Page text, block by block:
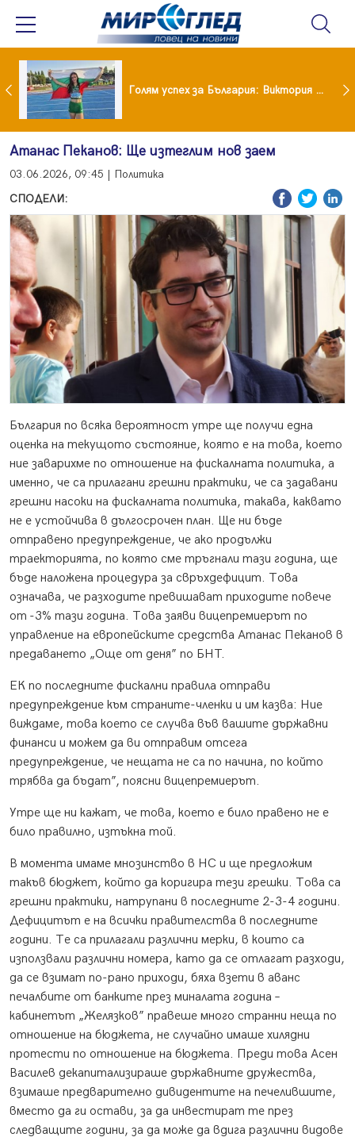
Когато всичко те дразни: тези трикове променят настроението за минути Голям успех за България: Виктория Ангелова грабна световна титла в тройния скок
Атанас Пеканов: Ще изтеглим нов заем
03.06.2026, 09:45 | Политика
СПОДЕЛИ:
България по всяка вероятност утре ще получи една
оценка на текущото състояние, която е на това, което
ние заварихме по отношение на фискалната политика, а
именно, че са прилагани грешни практики, че са задавани
грешни насоки на фискалната политика, такава, каквато
не е устойчива в дългосрочен план. Ще ни бъде
отправено предупреждение, че ако продължи
траекторията, по която сме тръгнали тази година, ще
бъде наложена процедура за свръхдефицит. Това
означава, че разходите превишават приходите повече
от -3% тази година. Това заяви вицепремиерът по
управление на европейските средства Атанас Пеканов в
предаването „Още от деня” по БНТ.
ЕК по последните фискални правила отправи
предупреждение към страните-членки и им казва: Ние
виждаме, това което се случва във вашите държавни
финанси и можем да ви отправим отсега
предупреждение, че нещата не са по начина, по който
трябва да бъдат”, поясни вицепремиерът.
Утре ще ни кажат, че това, което е било правено не е
било правилно, изтъкна той.
В момента имаме мнозинство в НС и ще предложим
такъв бюджет, който да коригира тези грешки. Това са
грешни практики, натрупани в последните 2-3-4 години.
Дефицитът е на всички правителства в последните
години. Те са прилагали различни мерки, в които са
използвали различни номера, като да се отлагат разходи,
да се взимат по-рано приходи, бяха взети в аванс
печалбите от банките през миналата година –
кабинетът „Желязков” правеше много странни неща по
отношение на бюджета, не случайно имаше хилядни
протести по отношение на бюджета. Преди това Асен
Василев декапитализираше държавните дружества,
взимаше предварително дивидентите на печелившите,
вместо да ги остави, за да инвестират те през
следващите години, за да може да вдига различни видове